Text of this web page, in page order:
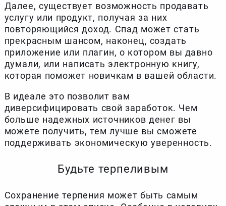
Далее, существует возможность продавать
услугу или продукт, получая за них
повторяющийся доход. Спад может стать
прекрасным шансом, наконец, создать
приложение или плагин, о котором вы давно
думали, или написать электронную книгу,
которая поможет новичкам в вашей области.
В идеале это позволит вам
диверсифицировать свой заработок. Чем
больше надежных источников денег вы
можете получить, тем лучше вы сможете
поддерживать экономическую уверенность.
Будьте терпеливым
Сохранение терпения может быть самым